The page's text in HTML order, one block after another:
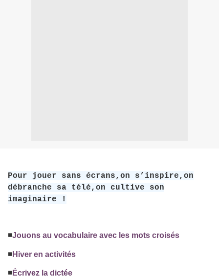
Pour jouer sans écrans,on s’inspire,on
débranche sa télé,on cultive son
imaginaire !
◾️Jouons au vocabulaire avec les mots croisés
◾️Hiver en activités
◾️Écrivez la dictée